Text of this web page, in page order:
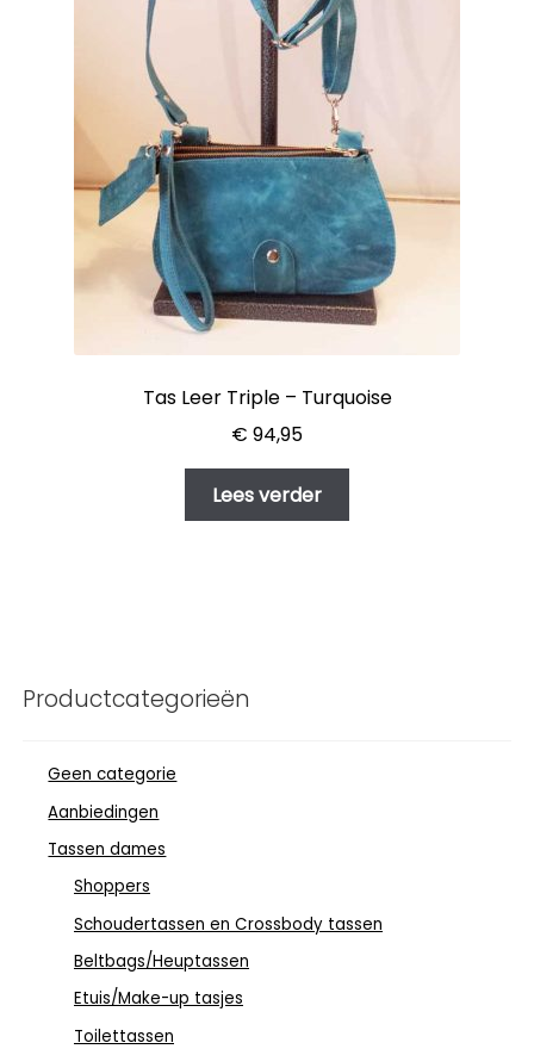
Tas Leer Triple – Turquoise
€ 94,95
Lees verder
Productcategorieën
Geen categorie
Aanbiedingen
Tassen dames
Shoppers
Schoudertassen en Crossbody tassen
Beltbags/Heuptassen
Etuis/Make-up tasjes
Toilettassen